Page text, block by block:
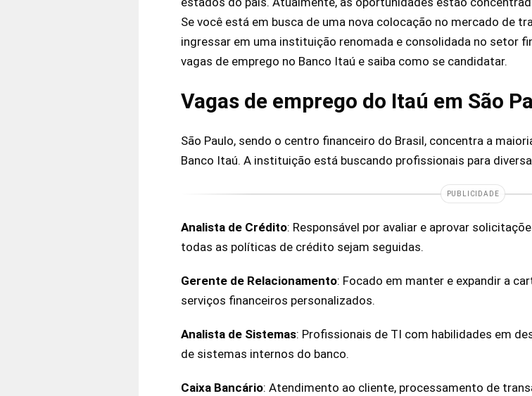
Se você está em busca de uma nova colocação no mercado de
ingressar em uma instituição renomada e consolidada no setor
vagas de emprego no Banco Itaú e saiba como se candidatar.
Vagas de emprego do Itaú em São
São Paulo, sendo o centro financeiro do Brasil, concentra a
Banco Itaú. A instituição está buscando profissionais para
PUBLICIDADE
Analista de Crédito: Responsável por avaliar e aprovar
todas as políticas de crédito sejam seguidas.
Gerente de Relacionamento: Focado em manter e expandir a
serviços financeiros personalizados.
Analista de Sistemas: Profissionais de TI com habilidades em
de sistemas internos do banco.
Caixa Bancário: Atendimento ao cliente, processamento de